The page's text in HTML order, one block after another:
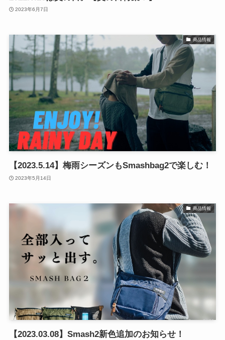
2023年6月7日
商品情報
【2023.5.14】梅雨シーズンもSmashbag2で楽しむ！
2023年5月14日
商品情報
【2023.03.08】Smash2新色追加のお知らせ！